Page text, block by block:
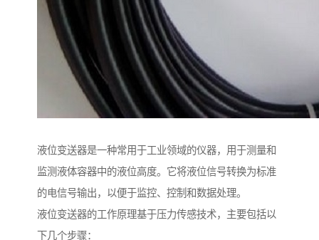
液位变送器是一种常用于工业领域的仪器，用于测量和
监测液体容器中的液位高度。它将液位信号转换为标准
的电信号输出，以便于监控、控制和数据处理。
液位变送器的工作原理基于压力传感技术，主要包括以
下几个步骤：